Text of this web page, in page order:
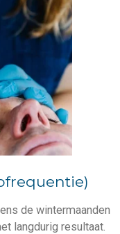
de wintermaanden
langdurig resultaat.